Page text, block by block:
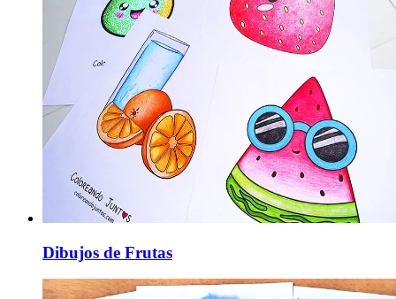
Dibujos de Frutas